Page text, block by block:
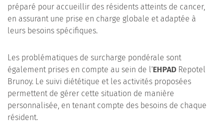
préparé pour accueillir des résidents atteints de cancer,
en assurant une prise en charge globale et adaptée à
leurs besoins spécifiques.
Les problématiques de surcharge pondérale sont
également prises en compte au sein de l'EHPAD Repotel
Brunoy. Le suivi diététique et les activités proposées
permettent de gérer cette situation de manière
personnalisée, en tenant compte des besoins de chaque
résident.